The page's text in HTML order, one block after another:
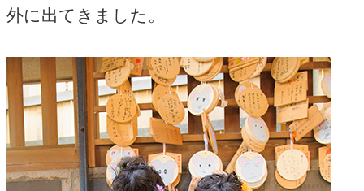
外に出てきました。